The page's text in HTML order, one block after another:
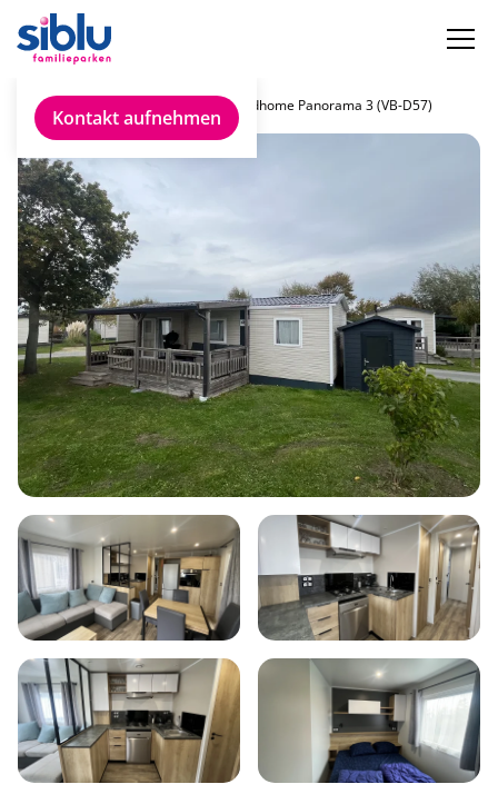
Kontakt aufnehmen
Rapidhome Panorama 3 (VB-D57)
6 1 3 44m2